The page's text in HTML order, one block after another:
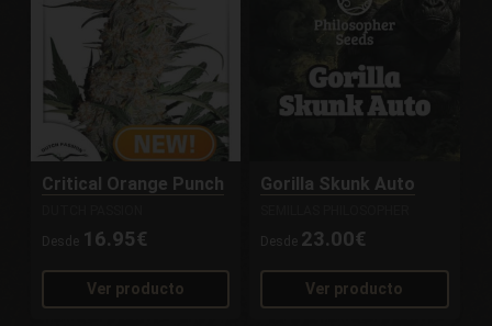
Critical Orange Punch
Desde
16.95€
Ver producto
Gorilla Skunk Auto
Desde 23.00€
Ver producto